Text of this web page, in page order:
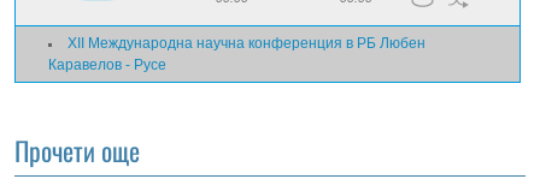
ХII Международна научна конференция в РБ Любен
Каравелов - Русе
Прочети още